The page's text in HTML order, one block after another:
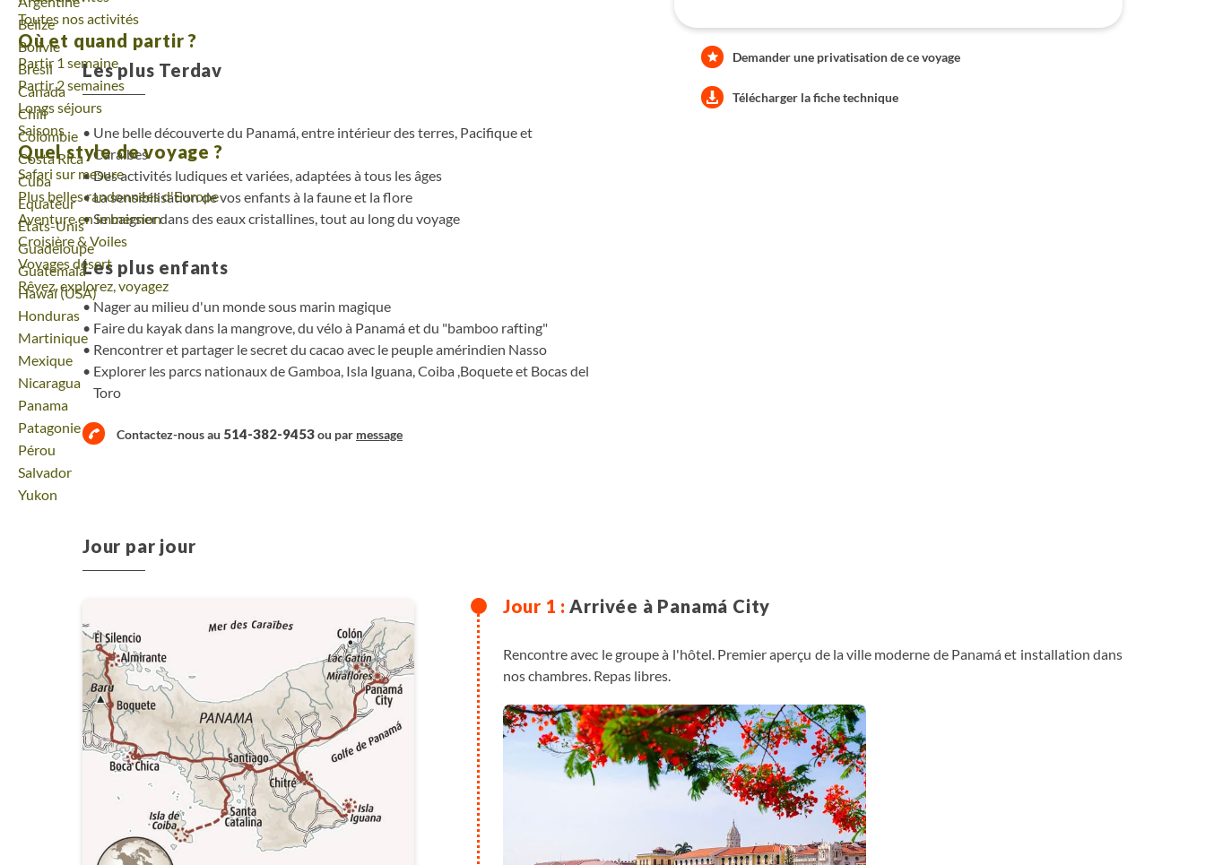
Voyage
Belize
Voyage
Bolivie
Voyage
Brésil
Voyage
Canada
Voyage
Chili
Voyage
Colombie
Voyage
Costa Rica
Voyage
Cuba
Voyage
Equateur
Voyage
Etats-Unis
Voyage
Guadeloupe
Voyage
Guatemala
Voyage
Hawaï (USA)
Voyage
Honduras
Voyage
Martinique
Voyage
Mexique
Voyage
Nicaragua
Voyage
Panama
Voyage
Patagonie
Voyage
Pérou
Voyage
Salvador
Voyage
Yukon
Toutes nos activités
Où et quand partir ?
Partir 1 semaine
Partir 2 semaines
Longs séjours
Saisons
Quel style de voyage ?
Safari sur mesure
Plus belles randonnées d'Europe
Aventure en immersion
Croisière & Voiles
Voyages désert
Rêvez, explorez, voyagez
Les plus Terdav
Une belle découverte du Panamá, entre intérieur des terres, Pacifique et
Caraïbes
Des activités ludiques et variées, adaptées à tous les âges
La sensibilisation de vos enfants à la faune et la flore
Se baigner dans des eaux cristallines, tout au long du voyage
Les plus enfants
Nager au milieu d'un monde sous marin magique
Faire du kayak dans la mangrove, du vélo à Panamá et du "bamboo rafting"
Rencontrer et partager le secret du cacao avec le peuple amérindien Nasso
Explorer les parcs nationaux de Gamboa, Isla Iguana, Coiba ,Boquete et Bocas del
Toro
Contactez-nous au 514-382-9453ou par message
Demander une privatisation de ce voyage
Télécharger la fiche technique
Jour par jour
Arrivée à Panamá City
Rencontre avec le groupe à l'hôtel. Premier aperçu de la ville moderne de Panamá et installation dans
nos chambres. Repas libres.